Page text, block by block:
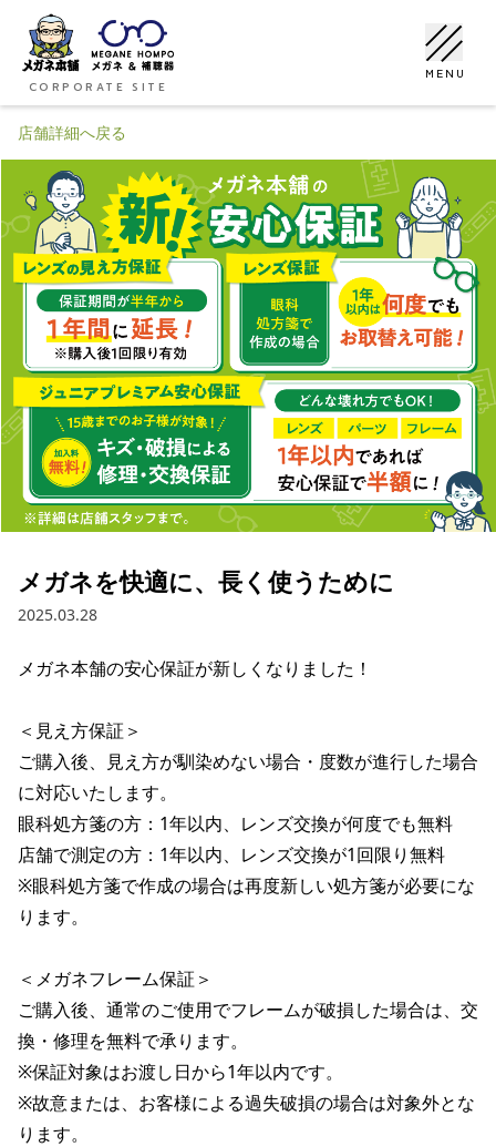
CORPORATE SITE
MENU
店舗詳細へ戻る
メガネを快適に、長く使うために
2025.03.28
メガネ本舗の安心保証が新しくなりました！
＜見え方保証＞
ご購入後、見え方が馴染めない場合・度数が進行した場合
に対応いたします。
眼科処方箋の方：1年以内、レンズ交換が何度でも無料
店舗で測定の方：1年以内、レンズ交換が1回限り無料
※眼科処方箋で作成の場合は再度新しい処方箋が必要にな
ります。
＜メガネフレーム保証＞
ご購入後、通常のご使用でフレームが破損した場合は、交
換・修理を無料で承ります。
※保証対象はお渡し日から1年以内です。
※故意または、お客様による過失破損の場合は対象外とな
ります。